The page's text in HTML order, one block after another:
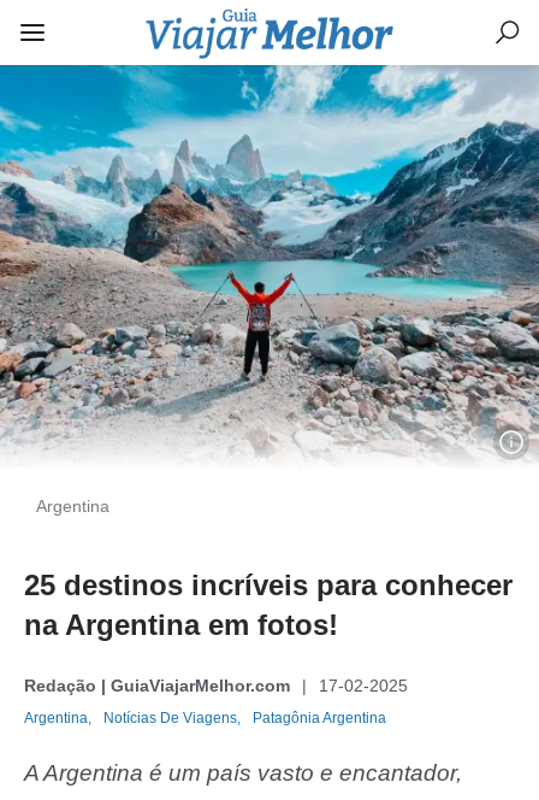
Argentina
25 destinos incríveis para conhecer
na Argentina em fotos!
Redação | GuiaViajarMelhor.com 17-02-2025
Argentina, Notícias De Viagens, Patagônia Argentina
A Argentina é um país vasto e encantador,